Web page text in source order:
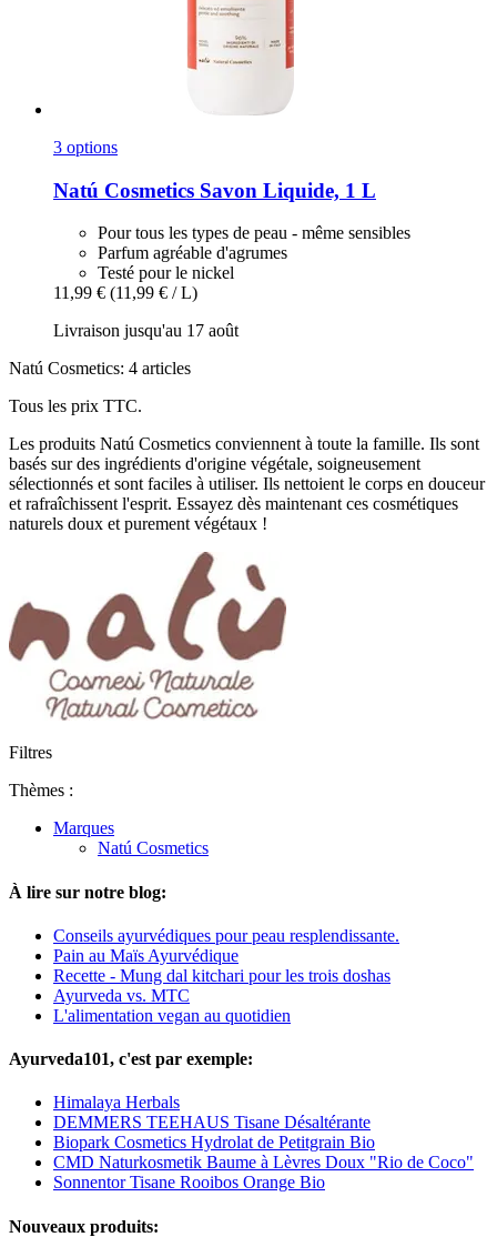
3 options
Natú Cosmetics Savon Liquide, 1 L
Pour tous les types de peau - même sensibles
Parfum agréable d'agrumes
Testé pour le nickel
11,99 € (11,99 € / L)
Livraison jusqu'au 17 août
Natú Cosmetics: 4 articles
Tous les prix TTC.
Les produits Natú Cosmetics conviennent à toute la famille. Ils sont
basés sur des ingrédients d'origine végétale, soigneusement
sélectionnés et sont faciles à utiliser. Ils nettoient le corps en douceur
et rafraîchissent l'esprit. Essayez dès maintenant ces cosmétiques
naturels doux et purement végétaux !
Filtres
Thèmes :
Marques
Natú Cosmetics
À lire sur notre blog:
Conseils ayurvédiques pour peau resplendissante.
Pain au Maïs Ayurvédique
Recette - Mung dal kitchari pour les trois doshas
Ayurveda vs. MTC
L'alimentation vegan au quotidien
Ayurveda101, c'est par exemple:
Himalaya Herbals
DEMMERS TEEHAUS Tisane Désaltérante
Biopark Cosmetics Hydrolat de Petitgrain Bio
CMD Naturkosmetik Baume à Lèvres Doux "Rio de Coco"
Sonnentor Tisane Rooibos Orange Bio
Nouveaux produits: